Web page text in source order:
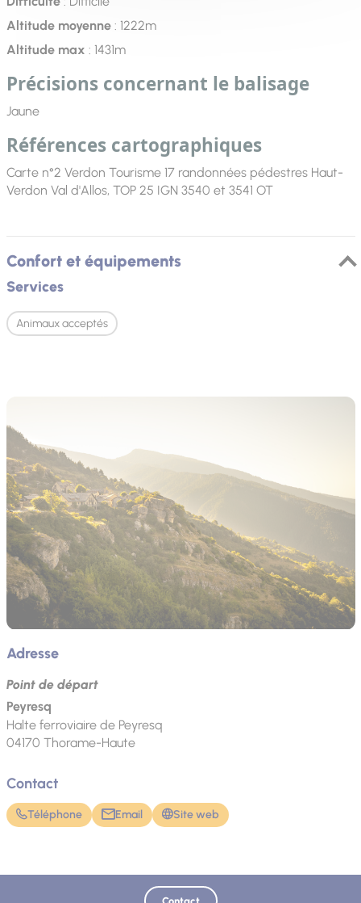
Altitude moyenne: 1222m
Altitude max : 1431m
Précisions concernant le balisage
Jaune
Références cartographiques
Carte n°2 Verdon Tourisme 17 randonnées pédestres Haut-
Verdon Val d'Allos, TOP 25 IGN 3540 et 3541 OT
Confort et équipements
Services
Animaux acceptés
Adresse
Point de départ
Peyresq
Halte ferroviaire de Peyresq
04170 Thorame-Haute
Contact
Téléphone Email Site web
Contact